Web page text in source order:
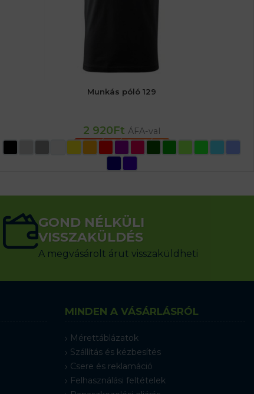
Munkás póló 129
2 920Ft ÁFA-val
OPCIÓK VÁLASZTÁSA
GOND NÉLKÜLI
VISSZAKÜLDÉS
A megvásárolt árut visszaküldheti
MINDEN A VÁSÁRLÁSRÓL
Mérettáblázatok
Szállítás és kézbesítés
Csere és reklamáció
Felhasználási feltételek